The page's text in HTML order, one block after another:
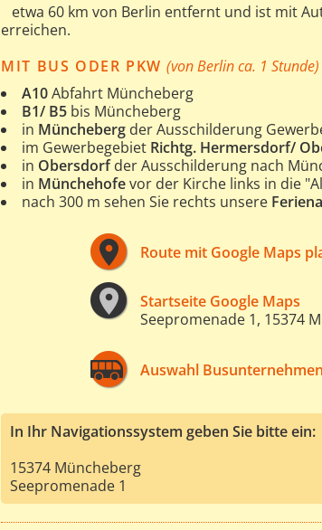
etwa 60 km von Berlin entfernt und ist mit
erreichen.
MIT BUS ODER PKW(von Berlin ca. 1 Stunde)
A10Abfahrt Müncheberg
B1/ B5 bis Müncheberg
in Müncheberg der Ausschilderung
im Gewerbegebiet Richtg. Hermersdorf/
in Obersdorfder Ausschilderung nach
in Münchehofevor der Kirche links in die
nach 300 m sehen Sie rechts unsere
Route mit Google Maps
Startseite Google Maps
Seepromenade 1, 15374
Auswahl
In Ihr Navigationssystem geben Sie bitte ein:
15374 Müncheberg
Seepromenade 1